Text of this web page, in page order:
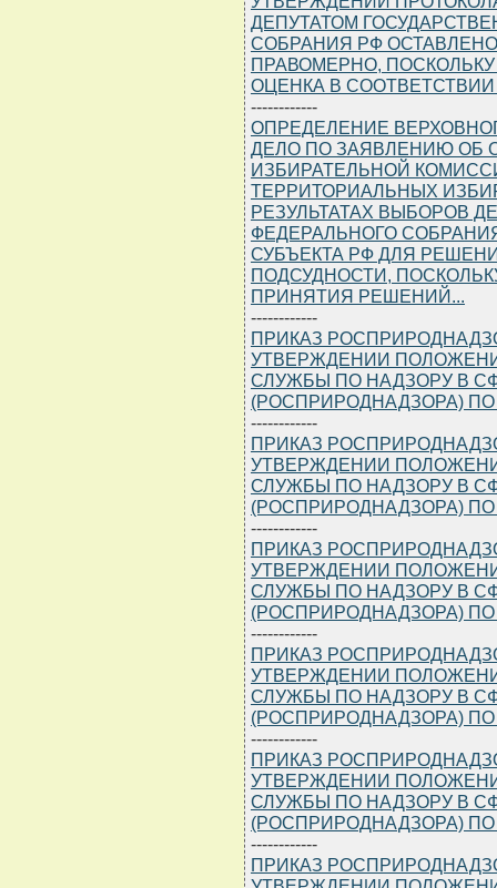
ДЕПУТАТОМ
СОБРАНИЯ РФ
ПРАВОМЕРНО,
ОЦЕНКА В СООТВЕТСТВИИ
------------
ОПРЕДЕЛЕНИЕ
ДЕЛО ПО ЗАЯВЛЕНИЮ ОБ
ИЗБИРАТЕЛЬНОЙ
ТЕРРИТОРИАЛЬНЫХ
РЕЗУЛЬТАТАХ ВЫБОРОВ
ФЕДЕРАЛЬНОГО
СУБЪЕКТА РФ ДЛЯ
ПОДСУДНОСТИ,
ПРИНЯТИЯ РЕШЕНИЙ...
------------
ПРИКАЗ
УТВЕРЖДЕНИИ
СЛУЖБЫ ПО НАДЗОРУ В
(РОСПРИРОДНАДЗОРА)
------------
ПРИКАЗ
УТВЕРЖДЕНИИ
СЛУЖБЫ ПО НАДЗОРУ В
(РОСПРИРОДНАДЗОРА)
------------
ПРИКАЗ
УТВЕРЖДЕНИИ
СЛУЖБЫ ПО НАДЗОРУ В
(РОСПРИРОДНАДЗОРА)
------------
ПРИКАЗ
УТВЕРЖДЕНИИ
СЛУЖБЫ ПО НАДЗОРУ В
(РОСПРИРОДНАДЗОРА)
------------
ПРИКАЗ
УТВЕРЖДЕНИИ
СЛУЖБЫ ПО НАДЗОРУ В
(РОСПРИРОДНАДЗОРА)
------------
ПРИКАЗ